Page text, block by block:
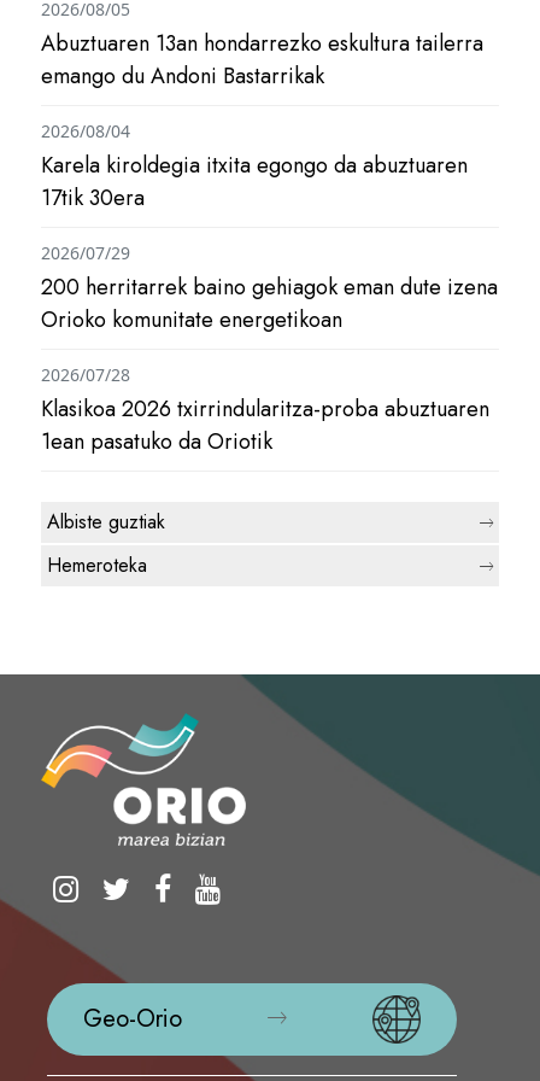
Abuztuaren 13an hondarrezko eskultura tailerra
emango du Andoni Bastarrikak
2026/08/05
Karela kiroldegia itxita egongo da abuztuaren
17tik 30era
2026/08/04
200 herritarrek baino gehiagok eman dute izena
Orioko komunitate energetikoan
2026/07/29
Klasikoa 2026 txirrindularitza-proba abuztuaren
1ean pasatuko da Oriotik
2026/07/28
Albiste guztiak
Hemeroteka
Geo-Orio